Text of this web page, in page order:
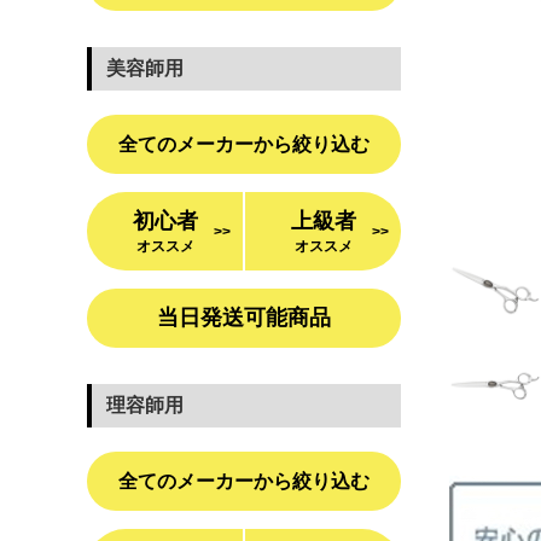
美容師用
全てのメーカーから絞り込む
初心者
オススメ
>> 上級者
オススメ
>>
当日発送可能商品
理容師用
全てのメーカーから絞り込む